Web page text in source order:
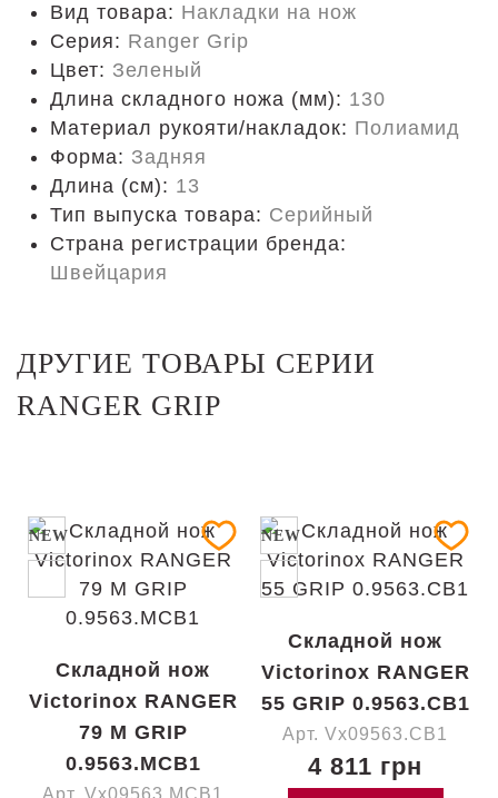
Вид товара: Накладки на нож
Серия: Ranger Grip
Цвет: Зеленый
Длина складного ножа (мм): 130
Материал рукояти/накладок: Полиамид
Форма: Задняя
Длина (cм): 13
Тип выпуска товара: Серийный
Страна регистрации бренда:
Швейцария
ДРУГИЕ ТОВАРЫ СЕРИИ
RANGER GRIP
NEW
Складной нож
Victorinox RANGER
79 M GRIP
0.9563.MCB1
Арт. Vx09563.MCB1
NEW
Складной нож
Victorinox RANGER
55 GRIP 0.9563.CB1
Арт. Vx09563.CB1
4 811 грн